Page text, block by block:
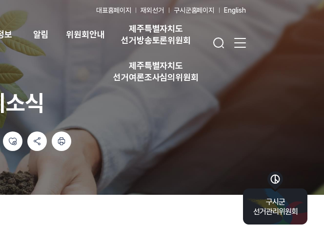
대표홈페이지 재외선거 구시군홈페이지 English
보 알림 위원회안내
제주특별자치도
선거방송토론위원회
제주특별자치도
선거여론조사심의위원회
식
구시군
선거관리위원회
바로가기 목록 열기